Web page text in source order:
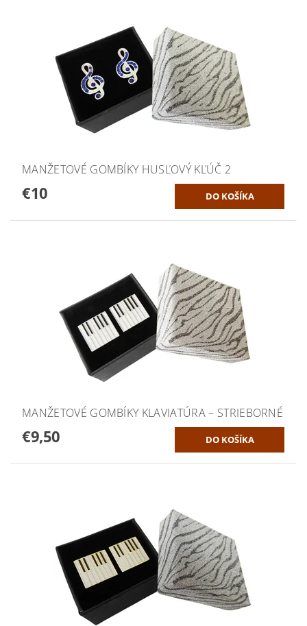
MANŽETOVÉ GOMBÍKY HUSĽOVÝ KĽÚČ 2
€10
MANŽETOVÉ GOMBÍKY KLAVIATÚRA – STRIEBORNÉ
€9,50